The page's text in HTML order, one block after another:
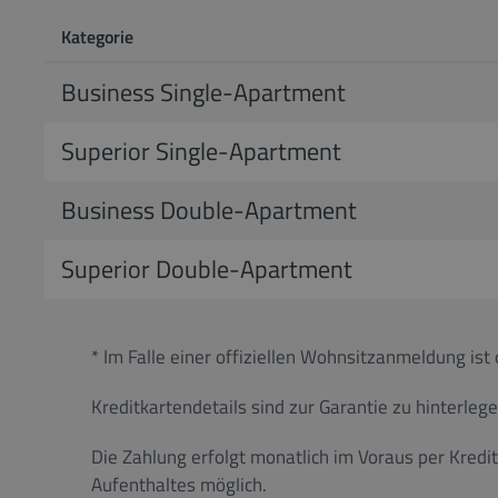
Kategorie
Business Single-Apartment
Superior Single-Apartment
Business Double-Apartment
Superior Double-Apartment
* Im Falle einer offiziellen Wohnsitzanmeldung
Kreditkartendetails sind zur Garantie zu
Die Zahlung erfolgt monatlich im Voraus per
Aufenthaltes möglich.